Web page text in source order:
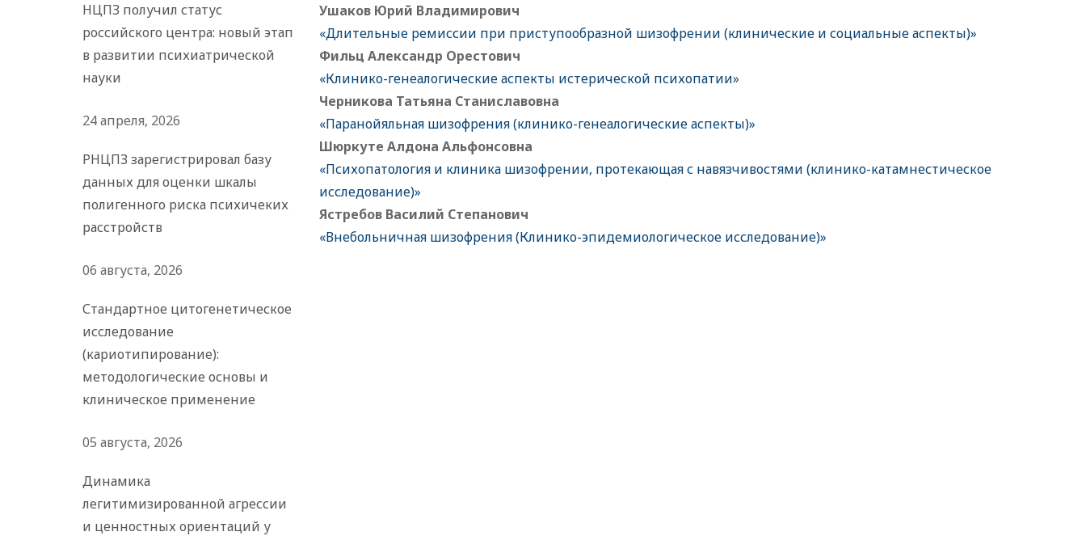
Ушаков Юрий Владимирович
«Длительные ремиссии при приступообразной шизофрении (клинические и социальные аспекты)»
Фильц Aлександр Орестович
«Клинико-генеалогические аспекты истерической психопатии»
Черникова Татьяна Станиславовна
«Паранойяльная шизофрения (клинико-генеалогические аспекты)»
Шюркуте Алдона Альфонсовна
«Психопатология и клиника шизофрении, протекающая с навязчивостями (клинико-катамнестическое
исследование)»
Ястребов Василий Степанович
«Внебольничная шизофрения (Клинико-эпидемиологическое исследование)»
НЦПЗ получил статус
российского центра: новый этап
в развитии психиатрической
науки
24 апреля, 2026
РНЦПЗ зарегистрировал базу
данных для оценки шкалы
полигенного риска психичеких
расстройств
06 августа, 2026
Стандартное цитогенетическое
исследование
(кариотипирование):
методологические основы и
клиническое применение
05 августа, 2026
Динамика
легитимизированной агрессии
и ценностных ориентаций у